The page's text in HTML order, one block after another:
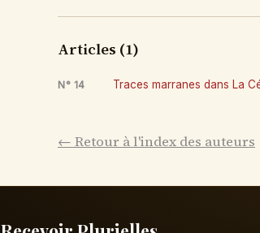
Articles (1)
N° 14 Traces marranes dans La
← Retour à l'index des auteurs